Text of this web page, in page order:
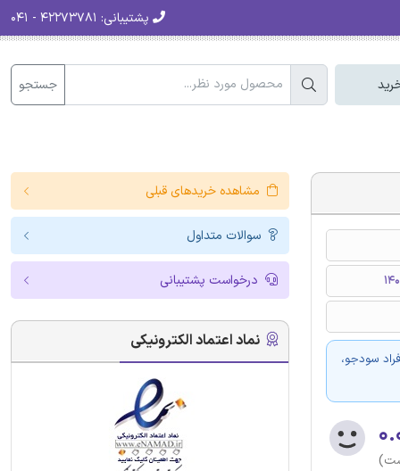
پشتیبانی:
جستجو
سودجو،
مشاهده خریدهای قبلی
سوالات متداول
درخواست پشتیبانی
نماد اعتماد الکترونیکی